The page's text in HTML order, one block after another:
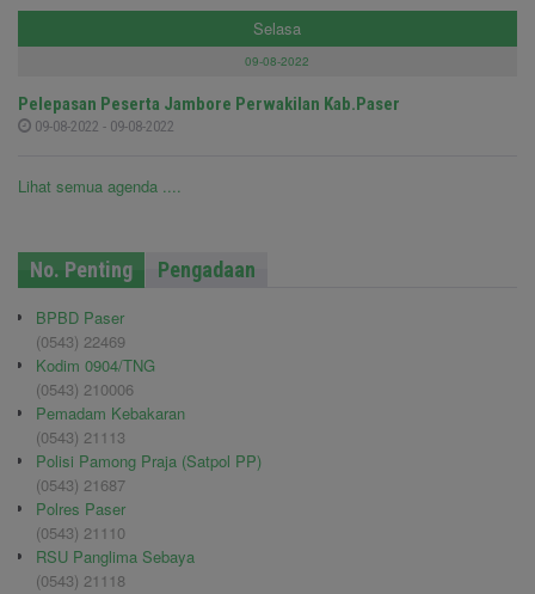
Selasa
09-08-2022
Pelepasan Peserta Jambore Perwakilan Kab.Paser
09-08-2022 - 09-08-2022
Lihat semua agenda ....
No. Penting Pengadaan
BPBD Paser
(0543) 22469
Kodim 0904/TNG
(0543) 210006
Pemadam Kebakaran
(0543) 21113
Polisi Pamong Praja (Satpol PP)
(0543) 21687
Polres Paser
(0543) 21110
RSU Panglima Sebaya
(0543) 21118